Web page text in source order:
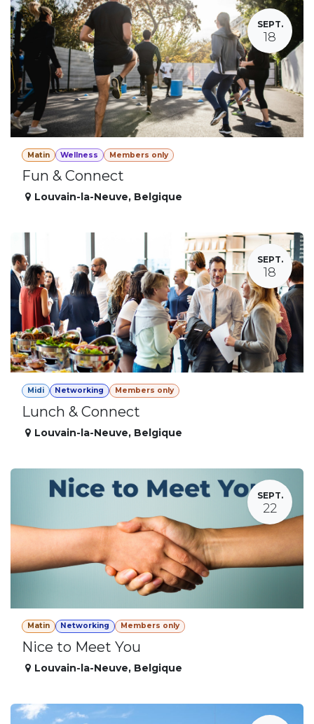
SEPT.
18
Matin Wellness Members only
Fun & Connect
Louvain-la-Neuve, Belgique
SEPT.
18
Midi Networking Members only
Lunch & Connect
Louvain-la-Neuve, Belgique
SEPT.
22
Matin Networking Members only
Nice to Meet You
Louvain-la-Neuve, Belgique